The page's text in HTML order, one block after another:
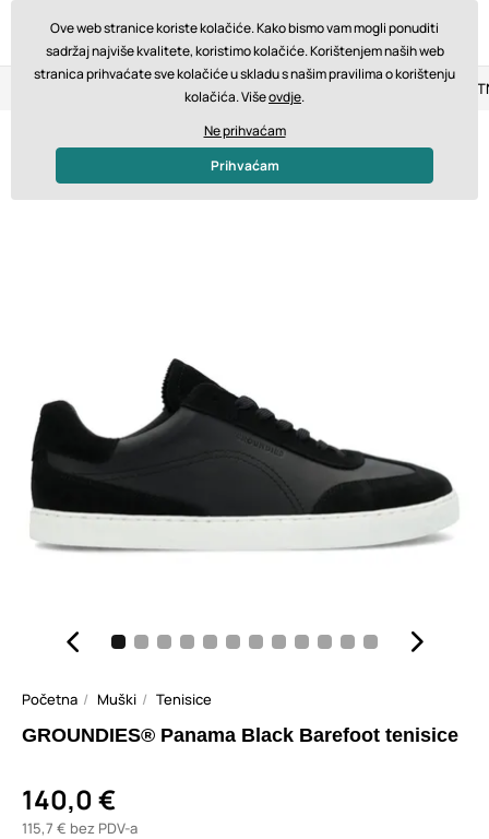
Povrat u roku od 14 dana Brza dostava od 200 €
Početna Muški Tenisice
GROUNDIES® Panama Black Barefoot tenisice
140,0 €
115,7 € bez PDV-a
Ove web stranice koriste kolačiće. Kako bismo vam mogli ponuditi
sadržaj najviše kvalitete, koristimo kolačiće. Korištenjem naših web
stranica prihvaćate sve kolačiće u skladu s našim pravilima o korištenju
kolačića. Višeovdje.
Ne prihvaćam
Prihvaćam